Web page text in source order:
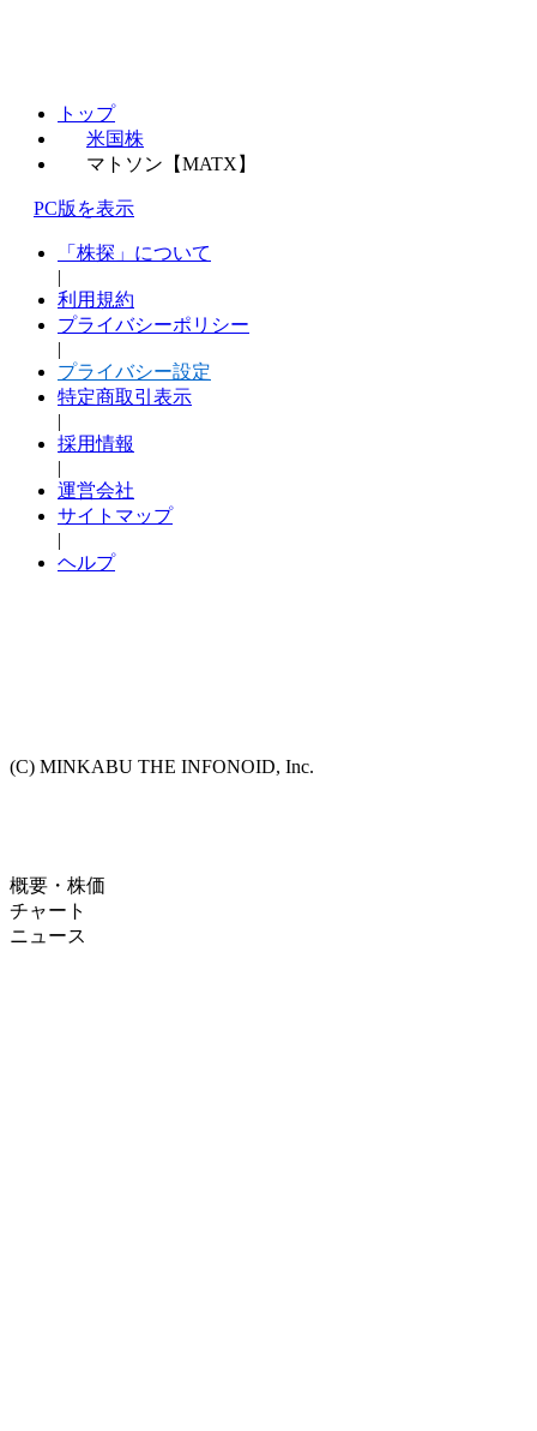
トップ
米国株
マトソン【MATX】
PC版を表示
「株探」について
|
利用規約
プライバシーポリシー
|
プライバシー設定
特定商取引表示
|
採用情報
|
運営会社
サイトマップ
|
ヘルプ
(C) MINKABU THE INFONOID, Inc.
概要・株価
チャート
ニュース